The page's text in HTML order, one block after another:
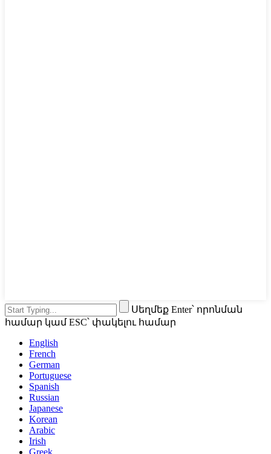
Սեղմեք Enter՝ որոնման
համար կամ ESC՝ փակելու համար
English
French
German
Portuguese
Spanish
Russian
Japanese
Korean
Arabic
Irish
Greek